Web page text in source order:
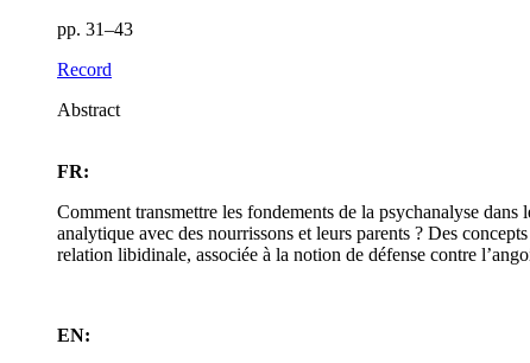
pp. 31–43
Record
Abstract
FR:
Comment transmettre les fondements de la psychanalyse
analytique avec des nourrissons et leurs parents ? Des
relation libidinale, associée à la notion de défense contre
EN: